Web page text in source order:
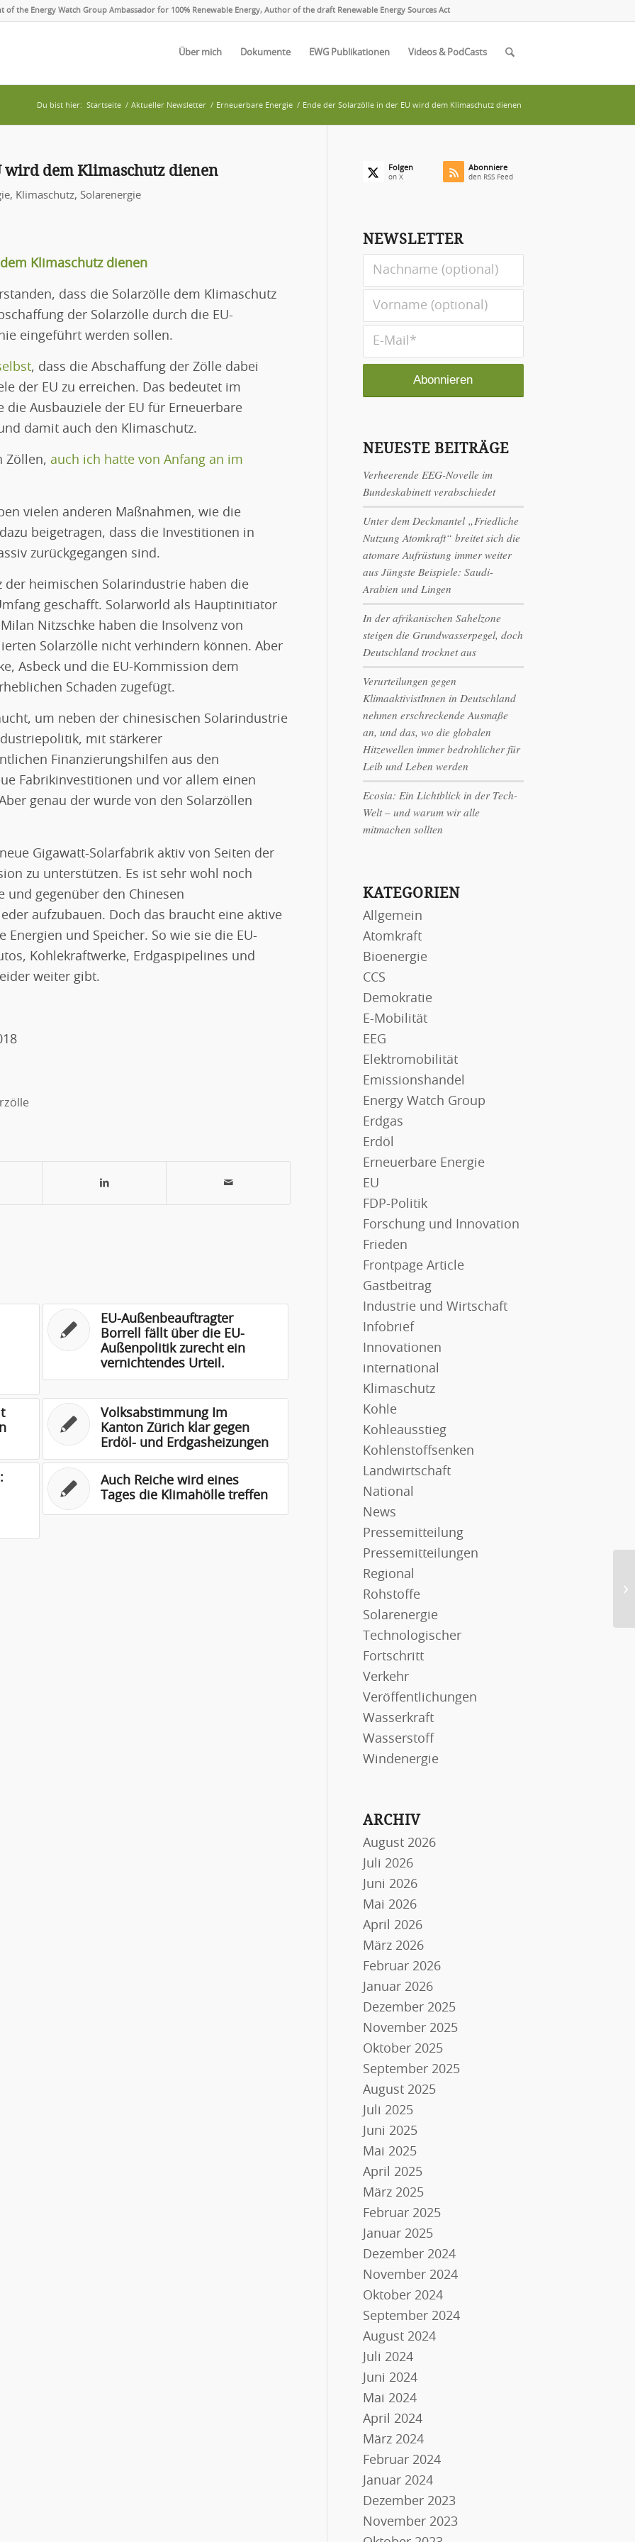
of the Energy Watch Group Ambassador for 100% Renewable Energy, Author of the draft Renewable Energy Sources Act
Über mich Dokumente EWG Publikationen Videos & PodCasts
Du bist hier: Startseite / Aktueller Newsletter / Erneuerbare Energie / Ende der Solarzölle in der EU wird dem Klimaschutz dienen
wird dem Klimaschutz dienen
, Klimaschutz, Solarenergie
Klimaschutz dienen
dass die Solarzölle dem Klimaschutz
der Solarzölle durch die EU-
eingeführt werden sollen.
, dass die Abschaffung der Zölle dabei
der EU zu erreichen. Das bedeutet im
die Ausbauziele der EU für Erneuerbare
damit auch den Klimaschutz.
Zöllen, auch ich hatte von Anfang an im
vielen anderen Maßnahmen, wie die
beigetragen, dass die Investitionen in
zurückgegangen sind.
der heimischen Solarindustrie haben die
geschafft. Solarworld als Hauptinitiator
Nitzschke haben die Insolvenz von
Solarzölle nicht verhindern können. Aber
Asbeck und die EU-Kommission dem
Schaden zugefügt.
um neben der chinesischen Solarindustrie
mit stärkerer
Finanzierungshilfen aus den
Fabrikinvestitionen und vor allem einen
genau der wurde von den Solarzöllen
Gigawatt-Solarfabrik aktiv von Seiten der
zu unterstützen. Es ist sehr wohl noch
und gegenüber den Chinesen
aufzubauen. Doch das braucht eine aktive
und Speicher. So wie sie die EU-
Kohlekraftwerke, Erdgaspipelines und
weiter gibt.
EU-Außenbeauftragter
Borrell fällt über die EU-
Außenpolitik zurecht ein
vernichtendes Urteil.
Volksabstimmung Im
Kanton Zürich klar gegen
Erdöl- und Erdgasheizungen
Auch Reiche wird eines
Tages die Klimahölle treffen
Folgen
on X
Abonniere
den RSS Feed
NEWSLETTER
NEUESTE BEITRÄGE
Verheerende EEG-Novelle im
Bundeskabinett verabschiedet
Unter dem Deckmantel „Friedliche
Nutzung Atomkraft“ breitet sich die
atomare Aufrüstung immer weiter
aus Jüngste Beispiele: Saudi-
Arabien und Lingen
In der afrikanischen Sahelzone
steigen die Grundwasserpegel, doch
Deutschland trocknet aus
Verurteilungen gegen
KlimaaktivistInnen in Deutschland
nehmen erschreckende Ausmaße
an, und das, wo die globalen
Hitzewellen immer bedrohlicher für
Leib und Leben werden
Ecosia: Ein Lichtblick in der Tech-
Welt – und warum wir alle
mitmachen sollten
KATEGORIEN
Allgemein
Atomkraft
Bioenergie
CCS
Demokratie
E-Mobilität
EEG
Elektromobilität
Emissionshandel
Energy Watch Group
Erdgas
Erdöl
Erneuerbare Energie
EU
FDP-Politik
Forschung und Innovation
Frieden
Frontpage Article
Gastbeitrag
Industrie und Wirtschaft
Infobrief
Innovationen
international
Klimaschutz
Kohle
Kohleausstieg
Kohlenstoffsenken
Landwirtschaft
National
News
Pressemitteilung
Pressemitteilungen
Regional
Rohstoffe
Solarenergie
Technologischer
Fortschritt
Verkehr
Veröffentlichungen
Wasserkraft
Wasserstoff
Windenergie
ARCHIV
August 2026
Juli 2026
Juni 2026
Mai 2026
April 2026
März 2026
Februar 2026
Januar 2026
Dezember 2025
November 2025
Oktober 2025
September 2025
August 2025
Juli 2025
Juni 2025
Mai 2025
April 2025
März 2025
Februar 2025
Januar 2025
Dezember 2024
November 2024
Oktober 2024
September 2024
August 2024
Juli 2024
Juni 2024
Mai 2024
April 2024
März 2024
Februar 2024
Januar 2024
Dezember 2023
November 2023